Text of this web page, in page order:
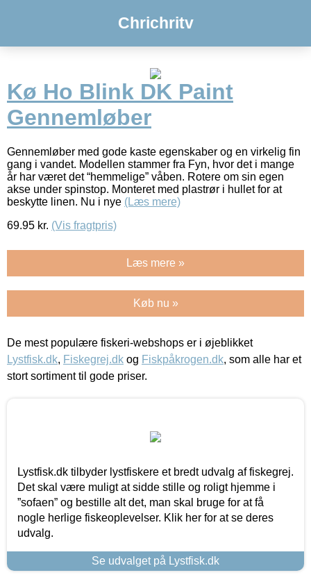
Chrichritv
Kø Ho Blink DK Paint
Gennemløber
Gennemløber med gode kaste egenskaber og en virkelig fin
gang i vandet. Modellen stammer fra Fyn, hvor det i mange
år har været det “hemmelige” våben. Rotere om sin egen
akse under spinstop. Monteret med plastrør i hullet for at
beskytte linen. Nu i nye (Læs mere)
69.95 kr. (Vis fragtpris)
Læs mere »
Køb nu »
De mest populære fiskeri-webshops er i øjeblikket
Lystfisk.dk, Fiskegrej.dk og Fiskpåkrogen.dk, som alle har et
stort sortiment til gode priser.
Lystfisk.dk tilbyder lystfiskere et bredt udvalg af fiskegrej.
Det skal være muligt at sidde stille og roligt hjemme i
”sofaen” og bestille alt det, man skal bruge for at få
nogle herlige fiskeoplevelser. Klik her for at se deres
udvalg.
Se udvalget på Lystfisk.dk